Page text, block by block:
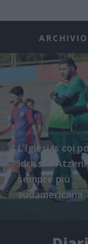
L'Iglesias coi
Idrissi e Atzeni
sempre più
sudamericana